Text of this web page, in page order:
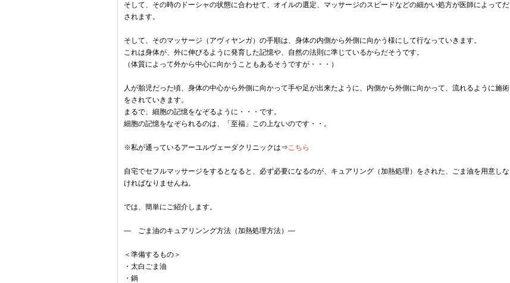
そして、その時のドーシャの状態に合わせて、オイルの選定、マッサージのスピードなどの細かい処方が医師によってだ
されます。
そして、そのマッサージ（アヴィヤンガ）の手順は、身体の内側から外側に向かう様にして行なっていきます。
これは身体が、外に伸びるように発育した記憶や、自然の法則に準じているからだそうです。
（体質によって外から中心に向かうこともあるそうですが・・・）
人が胎児だった頃、身体の中心から外側に向かって手や足が出来たように、内側から外側に向かって、流れるように施術
をされていきます。
まるで、細胞の記憶をなぞるように・・・です。
細胞の記憶をなぞられるのは、「至福」この上ないのです・・。
※私が通っているアーユルヴェーダクリニックは⇒こちら
自宅でセフルマッサージをするとなると、必ず必要になるのが、キュアリング（加熱処理）をされた、ごま油を用意しな
ければなりませんね。
では、簡単にご紹介します。
― ごま油のキュアリンング方法（加熱処理方法）―
＜準備するもの＞
・太白ごま油
・鍋